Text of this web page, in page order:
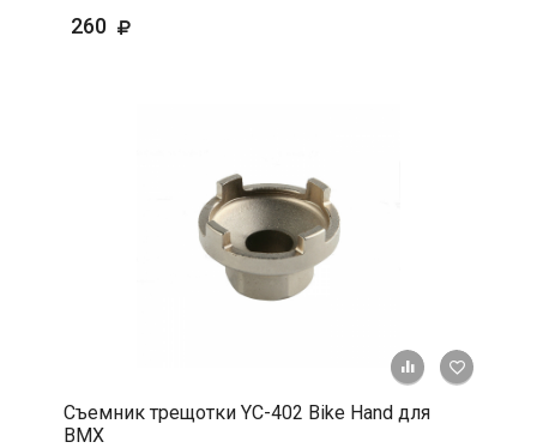
260
+ К
Съемник трещотки YC-402 Bike Hand для
BMX